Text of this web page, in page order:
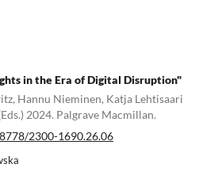
in the Era of Digital Disruption"
Hannu Nieminen, Katja Lehtisaari
2024. Palgrave Macmillan.
2300-1690.26.06